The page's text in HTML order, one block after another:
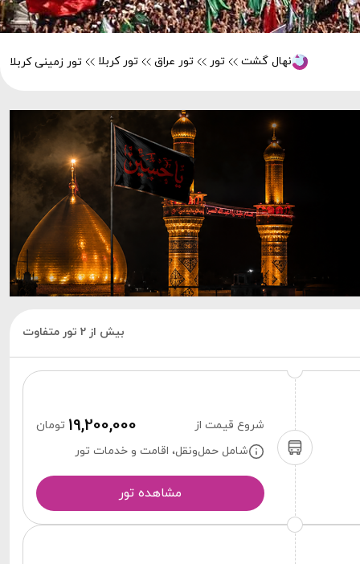
نهال گشت تور تور عراق تور کربلا تور زمینی کربلا
بیش از 2 تور متفاوت
شروع قیمت از 19,200,000 تومان
شامل حمل‌ونقل، اقامت و خدمات تور
مشاهده تور